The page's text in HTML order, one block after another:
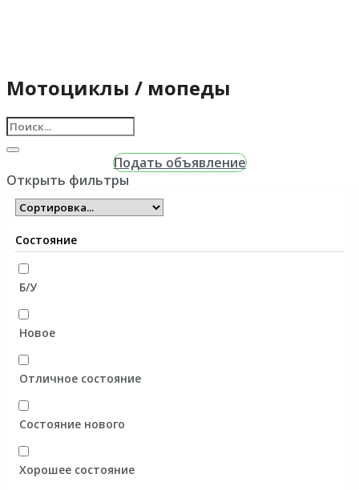
Мотоциклы / мопеды
Подать объявление
Открыть фильтры
Состояние
Б/У
Новое
Отличное состояние
Состояние нового
Хорошее состояние